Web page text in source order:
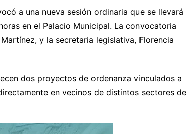
a una nueva sesión ordinaria que se llevará
en el Palacio Municipal. La convocatoria
y la secretaria legislativa, Florencia
dos proyectos de ordenanza vinculados a
en vecinos de distintos sectores de